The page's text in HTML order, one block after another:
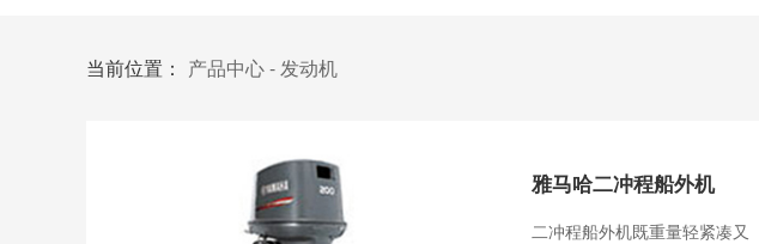
当前位置： 产品中心-发动机
雅马哈二冲程船外机
二冲程船外机既重量轻紧凑又